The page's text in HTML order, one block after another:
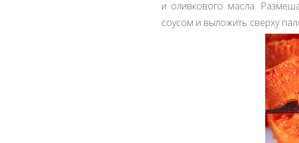
и оливкового масла.
соусом и выложить сверху